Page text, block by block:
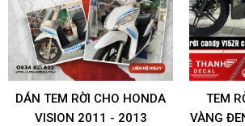
DÁN TEM RỜI CHO HONDA
VISION 2011 - 2013
TEM
VÀNG